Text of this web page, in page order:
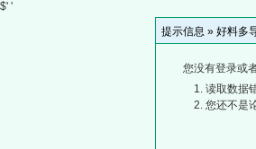
$' '
提示信息 » 好料多
您没有登录或
读取数据
您还不是